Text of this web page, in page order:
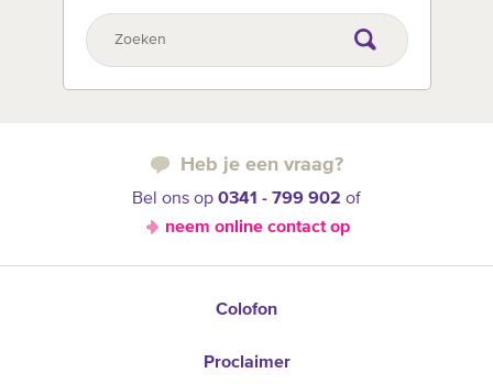
Heb je een vraag?
Bel ons op 0341 - 799 902 of
neem online contact op
Colofon
Proclaimer